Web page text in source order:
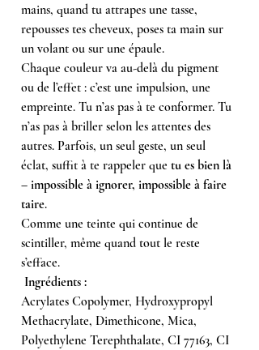
mains, quand tu attrapes une tasse,
repousses tes cheveux, poses ta main sur
un volant ou sur une épaule.
Chaque couleur va au-delà du pigment
ou de l’effet : c’est une impulsion, une
empreinte. Tu n’as pas à te conformer. Tu
n’as pas à briller selon les attentes des
autres. Parfois, un seul geste, un seul
éclat, suffit à te rappeler que tu es bien là
– impossible à ignorer, impossible à faire
taire.
Comme une teinte qui continue de
scintiller, même quand tout le reste
s’efface.
Ingrédients :
Acrylates Copolymer, Hydroxypropyl
Methacrylate, Dimethicone, Mica,
Polyethylene Terephthalate, CI 77163, CI